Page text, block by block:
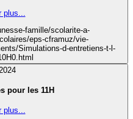
plus...
famille/scolarite-a-
eps-cframuz/vie-
Simulations-d-entretiens-t-l-
pour les 11H